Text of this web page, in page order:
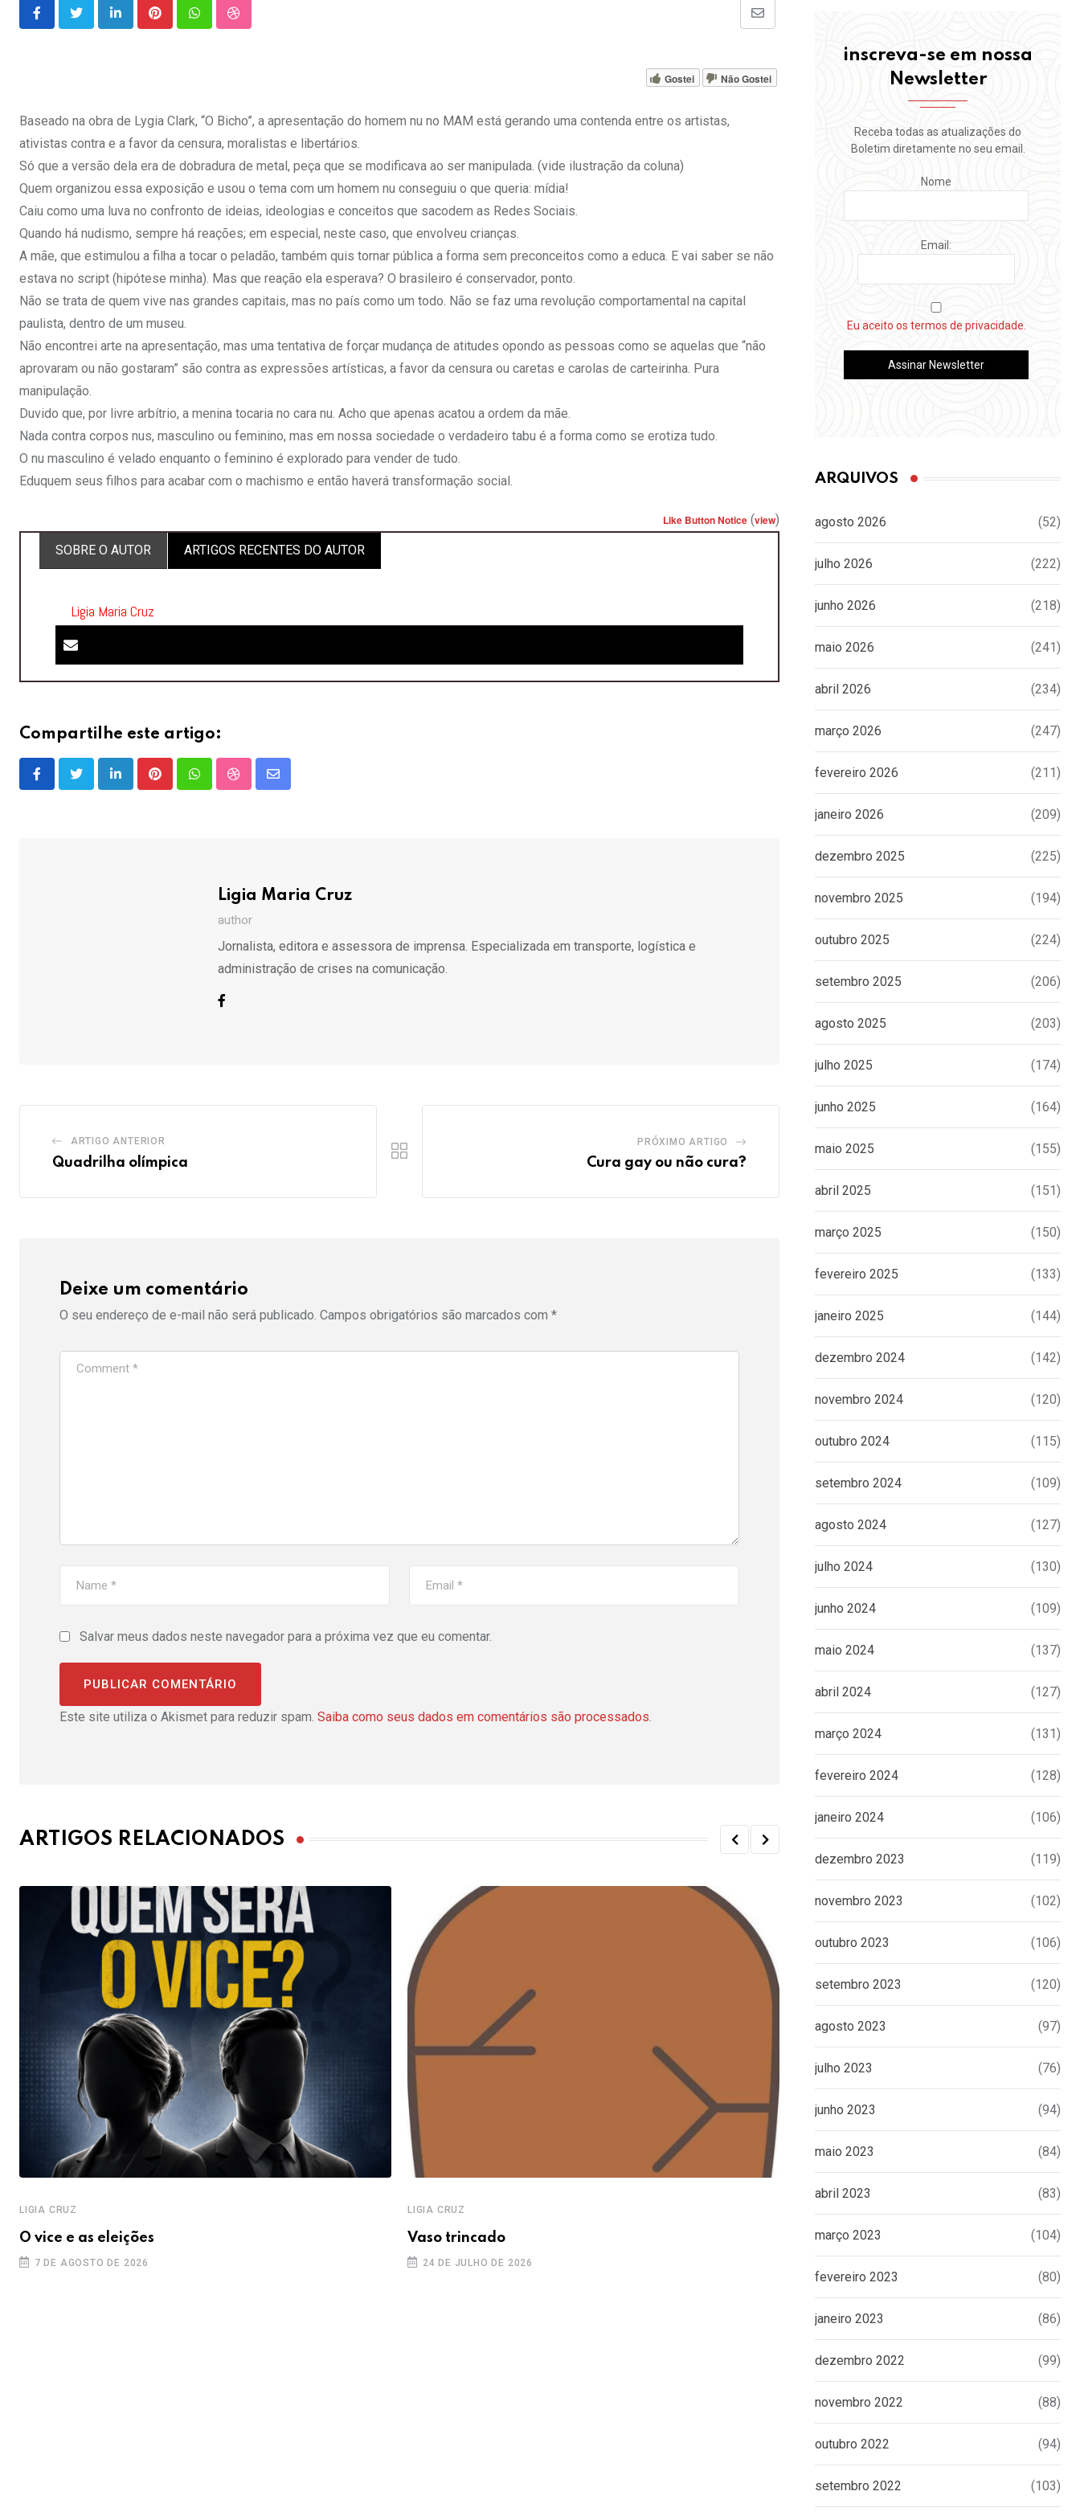
LinkedInPinterestWhatsappStumbleUpon
Share
Email
Gostei Não Gostei
Baseado na obra de Lygia Clark, “O Bicho”, a apresentação do homem nu no MAM está gerando uma contenda entre os artistas,
ativistas contra e a favor da censura, moralistas e libertários.
Só que a versão dela era de dobradura de metal, peça que se modificava ao ser manipulada. (vide ilustração da coluna)
Quem organizou essa exposição e usou o tema com um homem nu conseguiu o que queria: mídia!
Caiu como uma luva no confronto de ideias, ideologias e conceitos que sacodem as Redes Sociais.
Quando há nudismo, sempre há reações; em especial, neste caso, que envolveu crianças.
A mãe, que estimulou a filha a tocar o peladão, também quis tornar pública a forma sem preconceitos como a educa. E vai saber se não
estava no script (hipótese minha). Mas que reação ela esperava? O brasileiro é conservador, ponto.
Não se trata de quem vive nas grandes capitais, mas no país como um todo. Não se faz uma revolução comportamental na capital
paulista, dentro de um museu.
Não encontrei arte na apresentação, mas uma tentativa de forçar mudança de atitudes opondo as pessoas como se aquelas que “não
aprovaram ou não gostaram” são contra as expressões artísticas, a favor da censura ou caretas e carolas de carteirinha. Pura
manipulação.
Duvido que, por livre arbítrio, a menina tocaria no cara nu. Acho que apenas acatou a ordem da mãe.
Nada contra corpos nus, masculino ou feminino, mas em nossa sociedade o verdadeiro tabu é a forma como se erotiza tudo.
O nu masculino é velado enquanto o feminino é explorado para vender de tudo.
Eduquem seus filhos para acabar com o machismo e então haverá transformação social.
Like Button Notice (view)
SOBRE O AUTOR
ARTIGOS RECENTES DO AUTOR
Ligia Maria Cruz
Compartilhe este artigo:
LinkedInPinterestWhatsappStumbleUpon
Share
Ligia Maria Cruz
author
Jornalista, editora e assessora de imprensa. Especializada em transporte, logística e
administração de crises na comunicação.
ARTIGO ANTERIOR
Quadrilha olímpica
PRÓXIMO ARTIGO
Cura gay ou não cura?
Deixe um comentário
O seu endereço de e-mail não será publicado. Campos obrigatórios são marcados com *
Salvar meus dados neste navegador para a próxima vez que eu comentar.
Este site utiliza o Akismet para reduzir spam. Saiba como seus dados em comentários são processados.
ARTIGOS RELACIONADOS
LIGIA CRUZ
O vice e as eleições
7 DE AGOSTO DE 2026
LIGIA CRUZ
Vaso trincado
24 DE JULHO DE 2026
LIGIA CRUZ
inscreva-se em nossa
Newsletter
Receba todas as atualizações do
Boletim diretamente no seu email.
Nome
Email:
Eu aceito os termos de privacidade.
ARQUIVOS
agosto 2026 (52)
julho 2026 (222)
junho 2026 (218)
maio 2026 (241)
abril 2026 (234)
março 2026 (247)
fevereiro 2026 (211)
janeiro 2026 (209)
dezembro 2025 (225)
novembro 2025 (194)
outubro 2025 (224)
setembro 2025 (206)
agosto 2025 (203)
julho 2025 (174)
junho 2025 (164)
maio 2025 (155)
abril 2025 (151)
março 2025 (150)
fevereiro 2025 (133)
janeiro 2025 (144)
dezembro 2024 (142)
novembro 2024 (120)
outubro 2024 (115)
setembro 2024 (109)
agosto 2024 (127)
julho 2024 (130)
junho 2024 (109)
maio 2024 (137)
abril 2024 (127)
março 2024 (131)
fevereiro 2024 (128)
janeiro 2024 (106)
dezembro 2023 (119)
novembro 2023 (102)
outubro 2023 (106)
setembro 2023 (120)
agosto 2023 (97)
julho 2023 (76)
junho 2023 (94)
maio 2023 (84)
abril 2023 (83)
março 2023 (104)
fevereiro 2023 (80)
janeiro 2023 (86)
dezembro 2022 (99)
novembro 2022 (88)
outubro 2022 (94)
setembro 2022 (103)